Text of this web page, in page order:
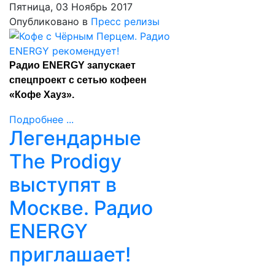
Пятница, 03 Ноябрь 2017
Опубликовано в Пресс релизы
Радио ENERGY запускает
спецпроект с сетью кофеен
«Кофе Хауз».
Подробнее ...
Легендарные
The Prodigy
выступят в
Москве. Радио
ENERGY
приглашает!